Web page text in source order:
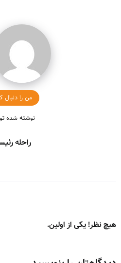
من را دنبال
نوشته شده
راحله
هیچ نظر! یکی از اولین.